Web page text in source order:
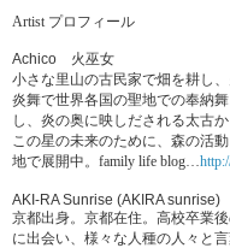
Artist プロフィール
Achico 火巫女
小さな里山の古民家で畑を耕し
炎舞で世界各国の聖地での奉納舞
し、 炎の奥に映しだされる太古
この星の未来のために、森の活動
地で展開中。family life blog…
AKI-RA Sunrise (AKIRA sunrise)
京都出身。京都在住。 高校卒業
に出会い、 様々な人種の人々と